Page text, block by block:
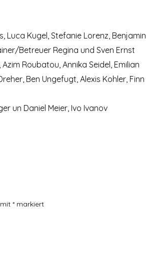
Luca Kugel, Stefanie Lorenz, Benjamin
Betreuer Regina und Sven Ernst
Roubatou, Annika Seidel, Emilian
Ben Ungefugt, Alexis Kohler, Finn
un Daniel Meier, Ivo Ivanov
* markiert